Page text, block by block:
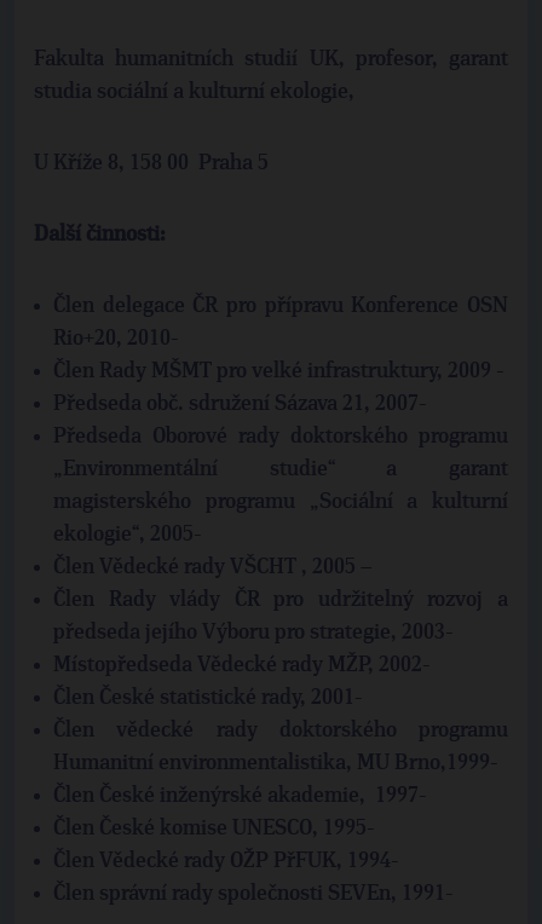
Fakulta humanitních studií UK, profesor, garant
studia sociální a kulturní ekologie,
U Kříže 8, 158 00 Praha 5
Další činnosti:
Člen delegace ČR pro přípravu Konference OSN
Rio+20, 2010-
Člen Rady MŠMT pro velké infrastruktury, 2009 -
Předseda obč. sdružení Sázava 21, 2007-
Předseda Oborové rady doktorského programu
„Environmentální studie“ a garant
magisterského programu „Sociální a kulturní
ekologie“, 2005-
Člen Vědecké rady VŠCHT , 2005 –
Člen Rady vlády ČR pro udržitelný rozvoj a
předseda jejího Výboru pro strategie, 2003-
Místopředseda Vědecké rady MŽP, 2002-
Člen České statistické rady, 2001-
Člen vědecké rady doktorského programu
Humanitní environmentalistika, MU Brno,1999-
Člen České inženýrské akademie, 1997-
Člen České komise UNESCO, 1995-
Člen Vědecké rady OŽP PřFUK, 1994-
Člen správní rady společnosti SEVEn, 1991-